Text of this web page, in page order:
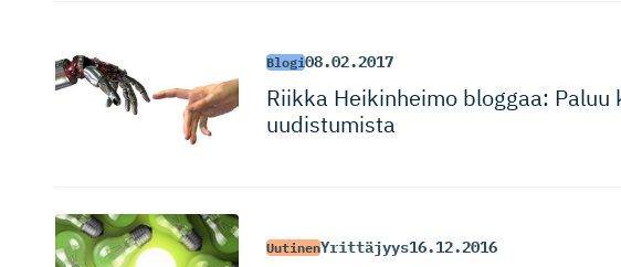
Blogi08.02.2017
Riikka Heikinheimo bloggaa:
uudistumista
UutinenYrittäjyys16.12.2016